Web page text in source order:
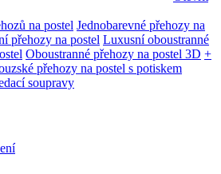
na postel Jednobarevné přehozy na
přehozy na postel Luxusní oboustranné
Oboustranné přehozy na postel 3D +
přehozy na postel s potiskem
soupravy